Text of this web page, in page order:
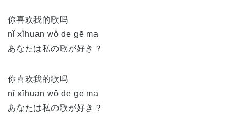
你喜欢我的歌吗
nǐ xǐhuan wǒ de gē ma
あなたは私の歌が好き？
你喜欢我的歌吗
nǐ xǐhuan wǒ de gē ma
あなたは私の歌が好き？